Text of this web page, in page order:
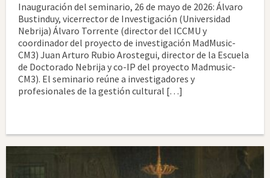
Inauguración del seminario, 26 de mayo de 2026: Álvaro
Bustinduy, vicerrector de Investigación (Universidad
Nebrija) Álvaro Torrente (director del ICCMU y
coordinador del proyecto de investigación MadMusic-
CM3) Juan Arturo Rubio Arostegui, director de la Escuela
de Doctorado Nebrija y co-IP del proyecto Madmusic-
CM3). El seminario reúne a investigadores y
profesionales de la gestión cultural […]